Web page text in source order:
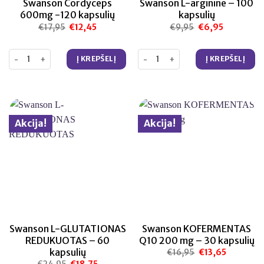
Swanson Cordyceps
600mg -120 kapsulių
€17,95 Original
price
€17,95.
€12,45
€12,45.
produkto kiekis: Swanson Cordyceps 600mg -120 kapsulių
Į KREPŠELĮ
Swanson L-arginine – 100
kapsulių
€9,95 Original
price
€9,95.
€6,95
€6,95.
produkto kiekis: Swanson L-
Į KREPŠELĮ
Akcija!
Swanson L-GLUTATIONAS
REDUKUOTAS – 60
kapsulių
Akcija!
Swanson KOFERMENTAS
Q10 200 mg – 30 kapsulių
€16,95 Original
price
€13,65